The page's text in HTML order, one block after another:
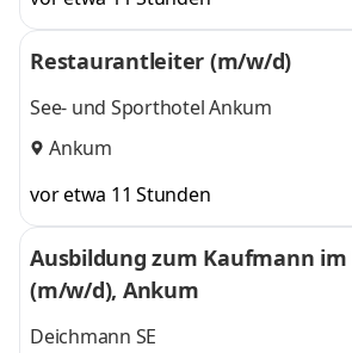
Restaurantleiter (m/w/d)
See- und Sporthotel Ankum
Ankum
vor etwa 11 Stunden
Ausbildung zum Kaufmann im
(m/w/d), Ankum
Deichmann SE